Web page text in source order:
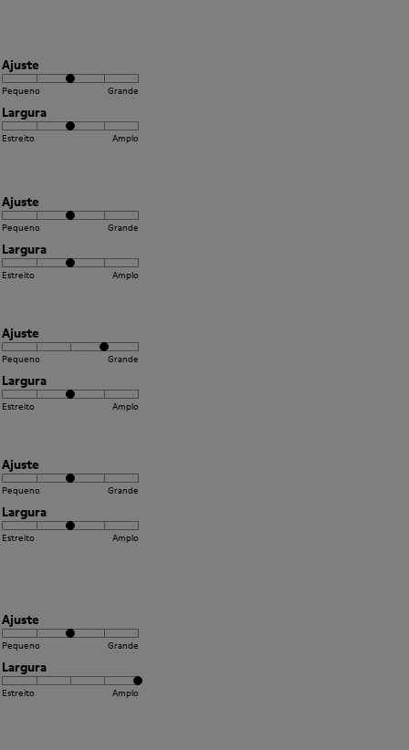
Ajuste
Pequeno Grande
Largura
Estreito Amplo
Ajuste
Pequeno Grande
Largura
Estreito Amplo
Ajuste
Pequeno Grande
Largura
Estreito Amplo
Ajuste
Pequeno Grande
Largura
Estreito Amplo
Ajuste
Pequeno Grande
Largura
Estreito Amplo